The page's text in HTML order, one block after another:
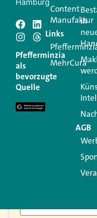
Schreiben
Ihre E-Mail-Adresse
Erforderliche Felder
Kommentar
Pfefferminzia
als
bevorzugte
Quelle
Content
Manufaktur
Links
MehrCura
in
AGB